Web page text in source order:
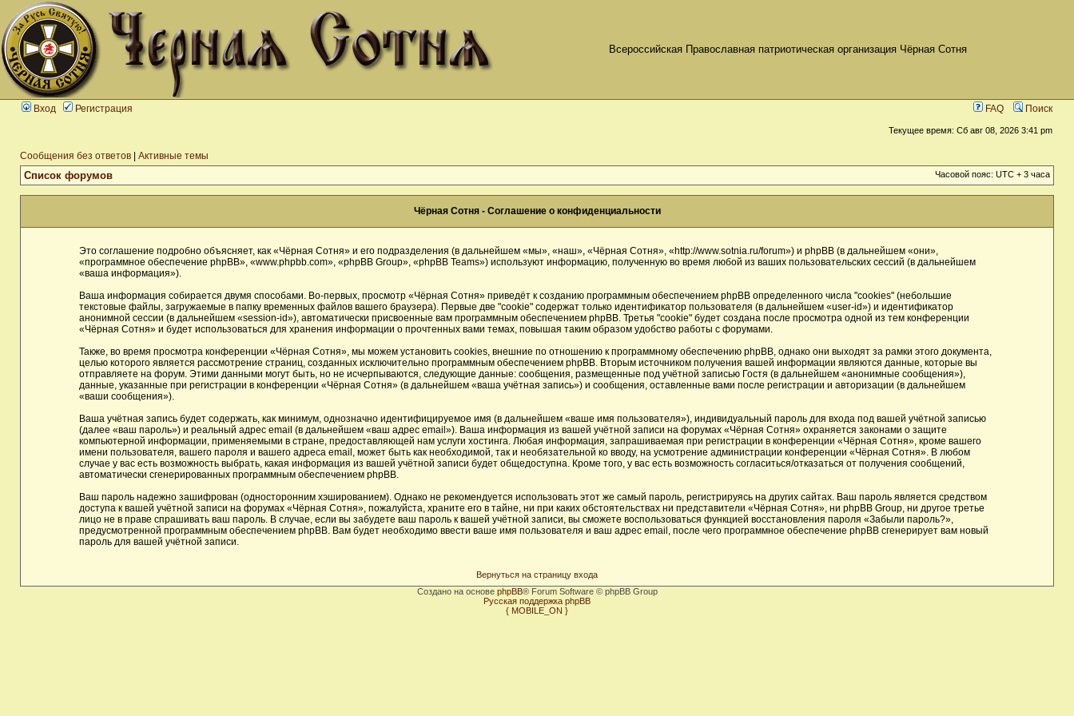
Всероссийская Православная патриотическая организация Чёрная Сотня
Вход Регистрация FAQ Поиск
Текущее время: Сб авг 08, 2026 3:41 pm
Сообщения без ответов Активные темы
Список форумов Часовой пояс: UTC + 3 часа
Чёрная Сотня - Соглашение о конфиденциальности
Это соглашение подробно объясняет, как «Чёрная Сотня» и его подразделения (в дальнейшем «мы», «наш», «Чёрная Сотня», «http://www.sotnia.ru/forum») и phpBB (в дальнейшем «они»,
«программное обеспечение phpBB», «www.phpbb.com», «phpBB Group», «phpBB Teams») используют информацию, полученную во время любой из ваших пользовательских сессий (в дальнейшем
«ваша информация»).
Ваша информация собирается двумя способами. Во-первых, просмотр «Чёрная Сотня» приведёт к созданию программным обеспечением phpBB определенного числа "cookies" (небольшие
текстовые файлы, загружаемые в папку временных файлов вашего браузера). Первые две "cookie" содержат только идентификатор пользователя (в дальнейшем «user-id») и идентификатор
анонимной сессии (в дальнейшем «session-id»), автоматически присвоенные вам программным обеспечением phpBB. Третья "cookie" будет создана после просмотра одной из тем конференции
«Чёрная Сотня» и будет использоваться для хранения информации о прочтенных вами темах, повышая таким образом удобство работы с форумами.
Также, во время просмотра конференции «Чёрная Сотня», мы можем установить cookies, внешние по отношению к программному обеспечению phpBB, однако они выходят за рамки этого документа,
целью которого является рассмотрение страниц, созданных исключительно программным обеспечением phpBB. Вторым источником получения вашей информации являются данные, которые вы
отправляете на форум. Этими данными могут быть, но не исчерпываются, следующие данные: сообщения, размещенные под учётной записью Гостя (в дальнейшем «анонимные сообщения»),
данные, указанные при регистрации в конференции «Чёрная Сотня» (в дальнейшем «ваша учётная запись») и сообщения, оставленные вами после регистрации и авторизации (в дальнейшем
«ваши сообщения»).
Ваша учётная запись будет содержать, как минимум, однозначно идентифицируемое имя (в дальнейшем «ваше имя пользователя»), индивидуальный пароль для входа под вашей учётной записью
(далее «ваш пароль») и реальный адрес email (в дальнейшем «ваш адрес email»). Ваша информация из вашей учётной записи на форумах «Чёрная Сотня» охраняется законами о защите
компьютерной информации, применяемыми в стране, предоставляющей нам услуги хостинга. Любая информация, запрашиваемая при регистрации в конференции «Чёрная Сотня», кроме вашего
имени пользователя, вашего пароля и вашего адреса email, может быть как необходимой, так и необязательной ко вводу, на усмотрение администрации конференции «Чёрная Сотня». В любом
случае у вас есть возможность выбрать, какая информация из вашей учётной записи будет общедоступна. Кроме того, у вас есть возможность согласиться/отказаться от получения сообщений,
автоматически сгенерированных программным обеспечением phpBB.
Ваш пароль надежно зашифрован (односторонним хэшированием). Однако не рекомендуется использовать этот же самый пароль, регистрируясь на других сайтах. Ваш пароль является средством
доступа к вашей учётной записи на форумах «Чёрная Сотня», пожалуйста, храните его в тайне, ни при каких обстоятельствах ни представители «Чёрная Сотня», ни phpBB Group, ни другое третье
лицо не в праве спрашивать ваш пароль. В случае, если вы забудете ваш пароль к вашей учётной записи, вы сможете воспользоваться функцией восстановления пароля «Забыли пароль?»,
предусмотренной программным обеспечением phpBB. Вам будет необходимо ввести ваше имя пользователя и ваш адрес email, после чего программное обеспечение phpBB сгенерирует вам новый
пароль для вашей учётной записи.
Вернуться на страницу входа
Создано на основе phpBB® Forum Software © phpBB Group
Русская поддержка phpBB
{ MOBILE_ON }